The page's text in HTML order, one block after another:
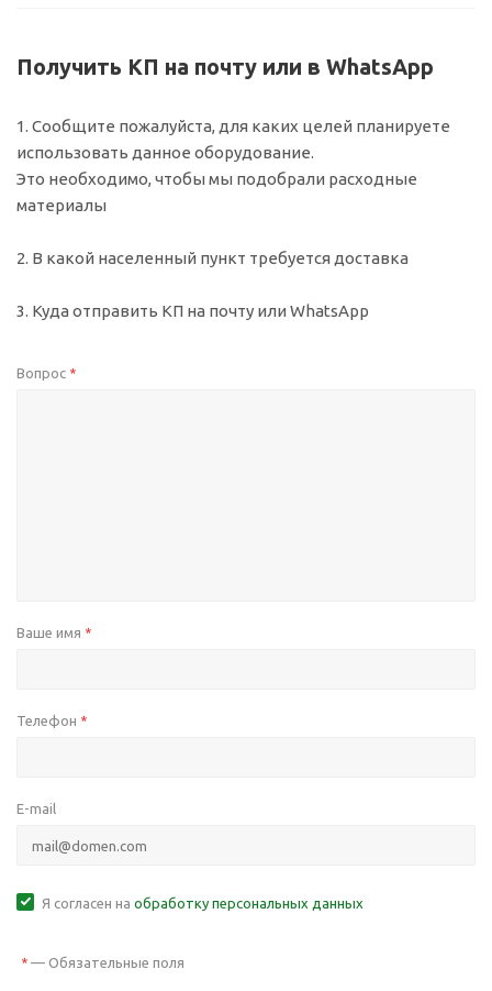
Получить КП на почту или в WhatsApp
1. Сообщите пожалуйста, для каких целей планируете
использовать данное оборудование.
Это необходимо, чтобы мы подобрали расходные
материалы
2. В какой населенный пункт требуется доставка
3. Куда отправить КП на почту или WhatsApp
Вопрос *
Ваше имя *
Телефон *
E-mail
Я согласен на обработку персональных данных
* — Обязательные поля